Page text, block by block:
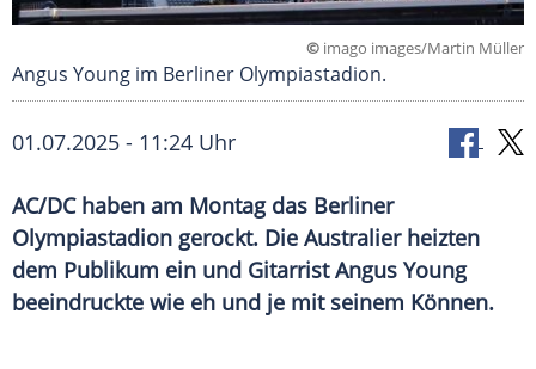
© imago images/Martin Müller
Angus Young im Berliner Olympiastadion.
01.07.2025 - 11:24 Uhr
AC/DC haben am Montag das Berliner
Olympiastadion gerockt. Die Australier heizten
dem Publikum ein und Gitarrist Angus Young
beeindruckte wie eh und je mit seinem Können.